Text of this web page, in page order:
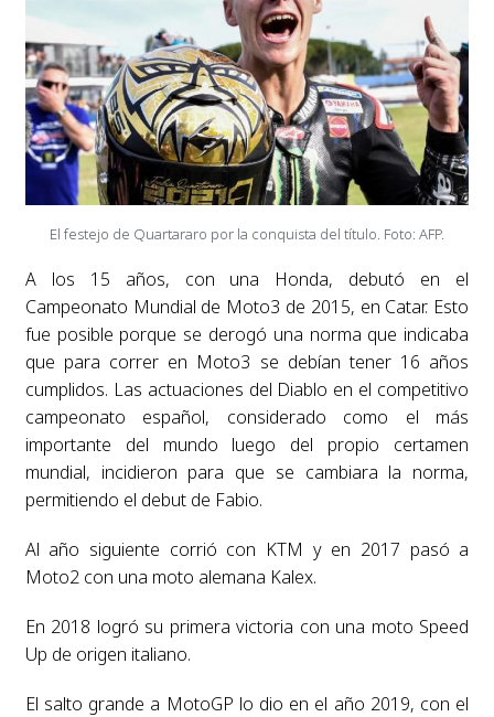
El festejo de Quartararo por la conquista del título. Foto: AFP.
A los 15 años, con una Honda, debutó en el
Campeonato Mundial de Moto3 de 2015, en Catar. Esto
fue posible porque se derogó una norma que indicaba
que para correr en Moto3 se debían tener 16 años
cumplidos. Las actuaciones del Diablo en el competitivo
campeonato español, considerado como el más
importante del mundo luego del propio certamen
mundial, incidieron para que se cambiara la norma,
permitiendo el debut de Fabio.
Al año siguiente corrió con KTM y en 2017 pasó a
Moto2 con una moto alemana Kalex.
En 2018 logró su primera victoria con una moto Speed
Up de origen italiano.
El salto grande a MotoGP lo dio en el año 2019, con el